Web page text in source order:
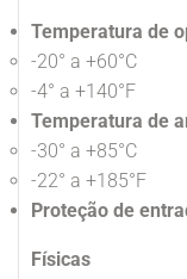
Temperatura de
-20° a +60°C
-4° a +140°F
Temperatura de
-30° a +85°C
-22° a +185°F
Proteção de
Físicas